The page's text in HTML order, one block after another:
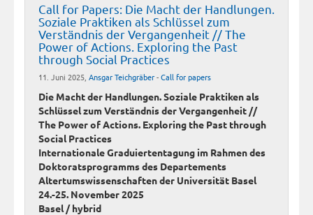
Call for Papers: Die Macht der Handlungen.
Soziale Praktiken als Schlüssel zum
Verständnis der Vergangenheit // The
Power of Actions. Exploring the Past
through Social Practices
11. Juni 2025, Ansgar Teichgräber-Call for papers
Die Macht der Handlungen. Soziale Praktiken als
Schlüssel zum Verständnis der Vergangenheit //
The Power of Actions. Exploring the Past through
Social Practices
Internationale Graduiertentagung im Rahmen des
Doktoratsprogramms des Departements
Altertumswissenschaften der Universität Basel
24.-25. November 2025
Basel / hybrid